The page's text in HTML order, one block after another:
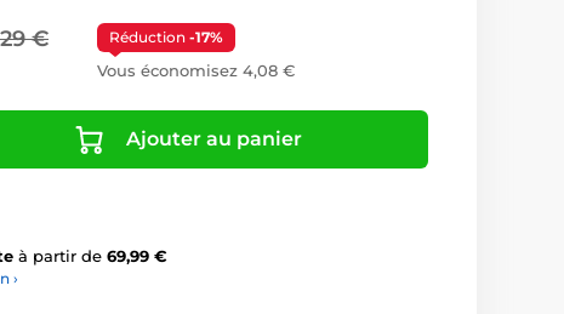
€ Réduction -17%
Vous économisez 4,08 €
Ajouter au panier
à partir de 69,99 €
›